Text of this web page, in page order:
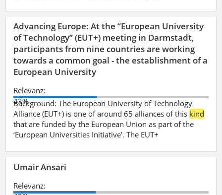
Advancing Europe: At the “European University
of Technology” (EUT+) meeting in Darmstadt,
participants from nine countries are working
towards a common goal - the establishment of a
European University
Relevanz:
43%
Background: The European University of Technology
Alliance (EUT+) is one of around 65 alliances of this kind
that are funded by the European Union as part of the
‘European Universities Initiative’. The EUT+
Umair Ansari
Relevanz: